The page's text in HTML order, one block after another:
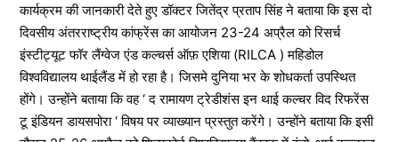
कार्यक्रम की जानकारी देते हुए डॉक्टर जितेंद्र प्रताप सिंह ने बताया कि इस दो
दिवसीय अंतरराष्ट्रीय कांफ्रेंस का आयोजन 23-24 अप्रैल को रिसर्च
इंस्टीट्यूट फॉर लैंग्वेज एंड कल्चर्स ऑफ़ एशिया (RILCA ) महिडोल
विश्वविद्यालय थाईलैंड में हो रहा है। जिसमे दुनिया भर के शोधकर्ता उपस्थित
होंगे। उन्होंने बताया कि वह ‘ द रामायण ट्रेडीशंस इन थाई कल्चर विद रिफरेंस
टू इंडियन डायसपोरा ‘ विषय पर व्याख्यान प्रस्तुत करेंगे। उन्होंने बताया कि इसी